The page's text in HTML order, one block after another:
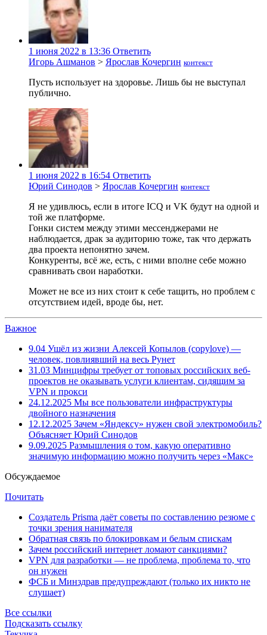
1 июня 2022 в 13:36 Ответить
Игорь Ашманов > Ярослав Кочергин контекст
Пусть использует на здоровье. Лишь бы не выступал
публично.
1 июня 2022 в 16:54 Ответить
Юрий Синодов > Ярослав Кочергин контекст
Я не удивлюсь, если в итоге ICQ и VK будут на одной и
той же платформе.
Гонки систем между этими мессенджерами не
наблюдается, драк за аудиторию тоже, так что держать
два проекта непонятно зачем.
Конкуренты, всё же, есть, с ними вполне себе можно
сравнивать свои наработки.
Может не все из них стоит к себе тащить, но проблем с
отсутствием идей, вроде бы, нет.
Важное
9.04 Ушёл из жизни Алексей Копылов (copylove) —
человек, повлиявший на весь Рунет
31.03 Минцифры требует от топовых российских веб-
проектов не оказывать услуги клиентам, сидящим за
VPN и прокси
24.12.2025 Мы все пользователи инфраструктуры
двойного назначения
12.12.2025 Зачем «Яндексу» нужен свой электромобиль?
Объясняет Юрий Синодов
9.09.2025 Размышления о том, какую оперативно
значимую информацию можно получить через «Макс»
Обсуждаемое
Почитать
Создатель Prisma даёт советы по составлению резюме с
точки зрения нанимателя
Обратная связь по блокировкам и белым спискам
Зачем российский интернет ломают санкциями?
VPN для разработки — не проблема, проблема то, что
он нужен
ФСБ и Минздрав предупреждают (только их никто не
слушает)
Все ссылки
Подсказать ссылку